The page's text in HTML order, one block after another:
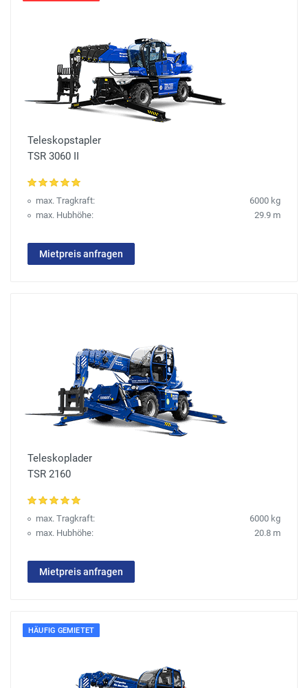
Teleskopstapler
TSR 3060 II
max. Tragkraft:
6000 kg
max. Hubhöhe:
29.9 m
Mietpreis anfragen
Teleskoplader
TSR 2160
max. Tragkraft:
6000 kg
max. Hubhöhe:
20.8 m
Mietpreis anfragen
HÄUFIG GEMIETET